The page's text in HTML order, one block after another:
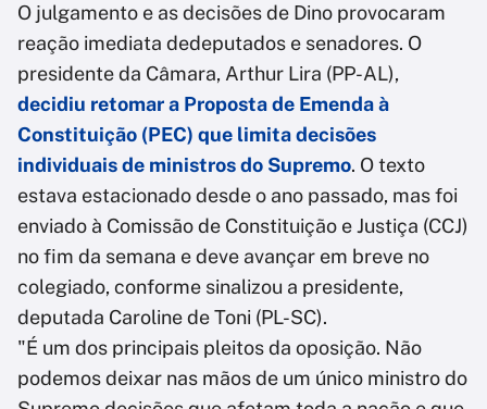
O julgamento e as decisões de Dino provocaram
reação imediata dedeputados e senadores. O
presidente da Câmara, Arthur Lira (PP-AL),
decidiu retomar a Proposta de Emenda à
Constituição (PEC) que limita decisões
individuais de ministros do Supremo. O texto
estava estacionado desde o ano passado, mas foi
enviado à Comissão de Constituição e Justiça (CCJ)
no fim da semana e deve avançar em breve no
colegiado, conforme sinalizou a presidente,
deputada Caroline de Toni (PL-SC).
"É um dos principais pleitos da oposição. Não
podemos deixar nas mãos de um único ministro do